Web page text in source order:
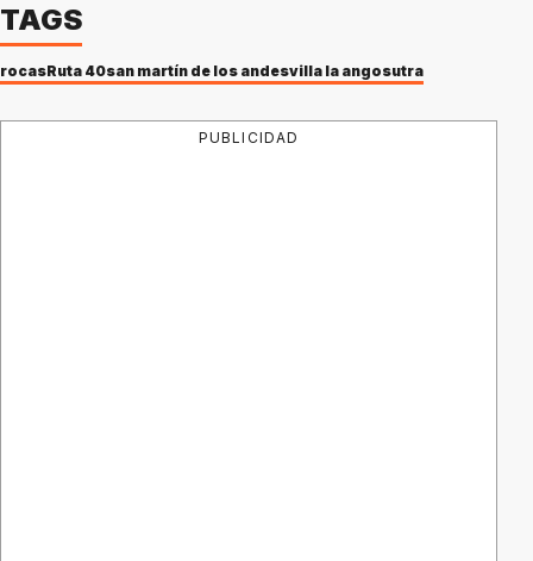
TAGS
rocasRuta 40san martín de los andesvilla la angosutra
PUBLICIDAD